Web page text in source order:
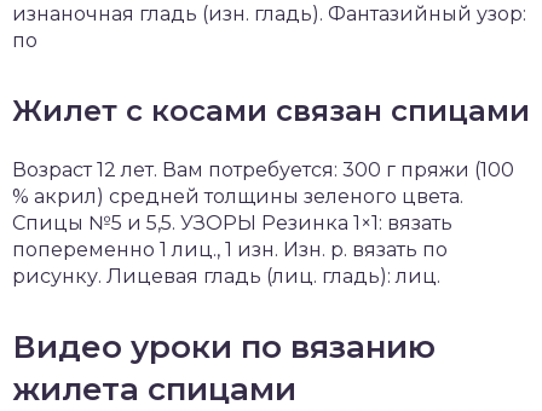
изнаночная гладь (изн. гладь). Фантазийный узор:
по
Жилет с косами связан спицами
Возраст 12 лет. Вам потребуется: 300 г пряжи (100
% акрил) сред­ней толщины зеленого цвета.
Спицы №5 и 5,5. УЗОРЫ Резинка 1×1: вязать
попере­менно 1 лиц., 1 изн. Изн. р. вязать по
рисунку. Лицевая гладь (лиц. гладь): лиц.
Видео уроки по вязанию
жилета спицами